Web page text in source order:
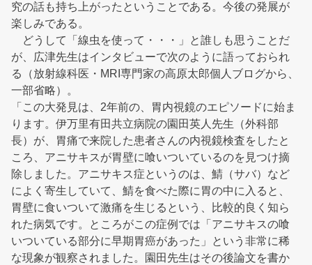
究の話も持ち上がったということである。今後の発展が
楽しみである。
どうして「線虫を使って・・・」と誰しも思うことだ
が、広津先生はインタビューで次のように語っておられ
る（放射線科医・MRI専門家の高原太郎個人ブログから、
一部省略）。
「この大発見は、2年前の、胃内視鏡のエピソードに始ま
ります。伊万里有田共立病院の園田英人先生（外科部
長）が、胃痛で来院した患者さんの内視鏡検査をしたと
ころ、アニサキスが胃壁に喰いついているのを見つけ摘
除しました。アニサキス症というのは、鯖（サバ）など
によく寄生していて、鯖を食べた際に胃の中に入ると、
胃壁に食いついて激痛を生じるという、比較的良く知ら
れた病気です。ところがこの症例では「アニサキスの喰
いついている部分に早期胃癌があった」という非常に稀
な現象が観察されました。園田先生はその後論文を書か